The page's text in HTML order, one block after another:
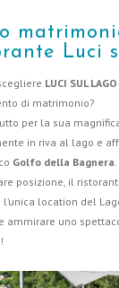
Luci
LUCI SUL LAGO
di matrimonio?
per la sua
in riva al lago e
Golfo della Bagnera
posizione, il ristorante
location del
ammirare uno
!